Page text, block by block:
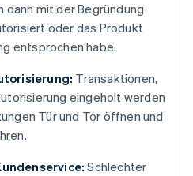
mit der Begründung
oder das Produkt
entsprochen habe.
Transaktionen,
eingeholt werden
Tür und Tor öffnen und
Schlechter